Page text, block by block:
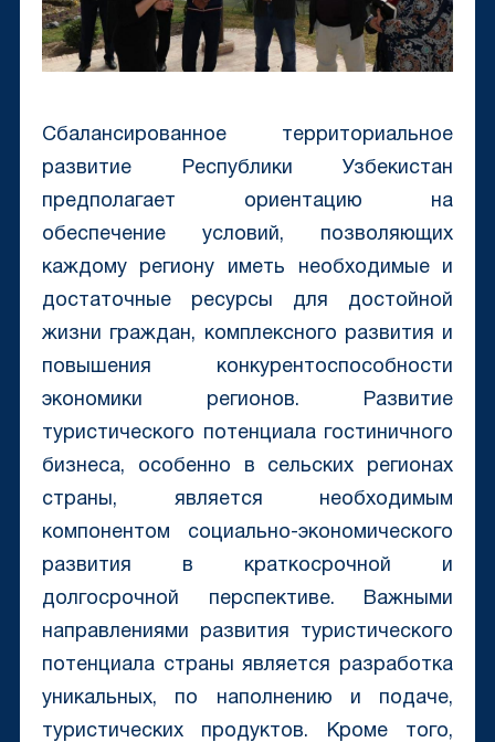
Сбалансированное территориальное
развитие Республики Узбекистан
предполагает ориентацию на
обеспечение условий, позволяющих
каждому региону иметь необходимые и
достаточные ресурсы для достойной
жизни граждан, комплексного развития и
повышения конкурентоспособности
экономики регионов. Развитие
туристического потенциала гостиничного
бизнеса, особенно в сельских регионах
страны, является необходимым
компонентом социально-экономического
развития в краткосрочной и
долгосрочной перспективе. Важными
направлениями развития туристического
потенциала страны является разработка
уникальных, по наполнению и подаче,
туристических продуктов. Кроме того,